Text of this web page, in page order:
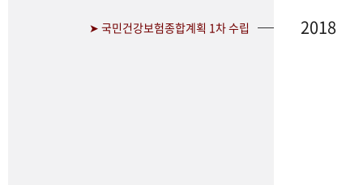
➤ 국민건강보험종합계획 1차 수립 2018